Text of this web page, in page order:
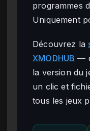
programmes
Uniquement
Découvrez la
XMODHUB —
la version du
un clic et
tous les jeux